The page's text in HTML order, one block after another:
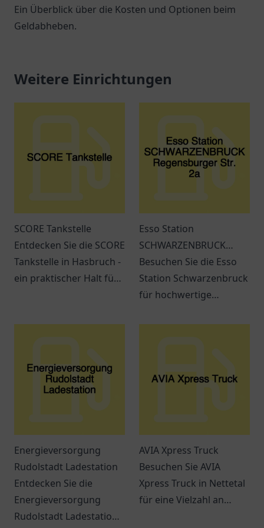
Ein Überblick über die Kosten und Optionen beim
Geldabheben.
Weitere Einrichtungen
SCORE Tankstelle
Entdecken Sie die SCORE
Tankstelle in Hasbruch -
ein praktischer Halt für
Esso Station
SCHWARZENBRUCK
Regensburger Str. 2a
Besuchen Sie die Esso
Station Schwarzenbruck
für hochwertige
erstklassigen Service.
Energieversorgung
Rudolstadt Ladestation
Entdecken Sie die
Energieversorgung
Rudolstadt Ladestation
AVIA Xpress Truck
Besuchen Sie AVIA
Xpress Truck in Nettetal
für eine Vielzahl an